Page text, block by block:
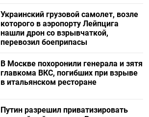
Украинский грузовой самолет, возле
которого в аэропорту Лейпцига
нашли дрон со взрывчаткой,
перевозил боеприпасы
В Москве похоронили генерала и зятя
главкома ВКС, погибших при взрыве
в итальянском ресторане
Путин разрешил приватизировать